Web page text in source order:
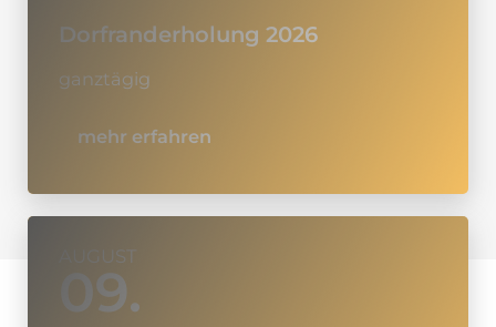
Dorfranderholung 2026
ganztägig
mehr erfahren
AUGUST
09.